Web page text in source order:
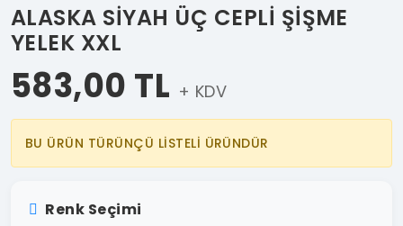
ALASKA SİYAH ÜÇ CEPLİ ŞİŞME
YELEK XXL
583,00 TL + KDV
BU ÜRÜN TÜRÜNÇÜ LİSTELİ ÜRÜNDÜR
Renk Seçimi